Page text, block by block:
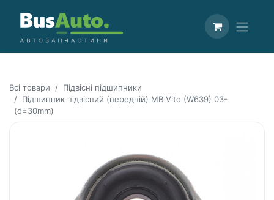
Всі товари
Підвісні підшипники
Підшипник підвісний (передній) MB Vito (W639) 03-
(d=30mm)